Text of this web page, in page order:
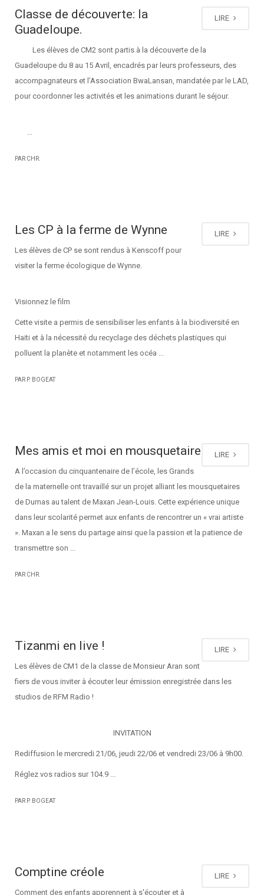
LIRE
Classe de découverte: la
Guadeloupe.
Les élèves de CM2 sont partis à la découverte de la
Guadeloupe du 8 au 15 Avril, encadrés par leurs professeurs, des
accompagnateurs et l’Association BwaLansan, mandatée par le LAD,
pour coordonner les activités et les animations durant le séjour.
...
PAR CHR.
LIRE
Les CP à la ferme de Wynne
Les élèves de CP se sont rendus à Kenscoff pour
visiter la ferme écologique de Wynne.
Visionnez le film
Cette visite a permis de sensibiliser les enfants à la biodiversité en
Haïti et à la nécessité du recyclage des déchets plastiques qui
polluent la planète et notamment les océa ...
PAR P. BOGEAT
LIRE
Mes amis et moi en mousquetaire
A l’occasion du cinquantenaire de l’école, les Grands
de la maternelle ont travaillé sur un projet alliant les mousquetaires
de Dumas au talent de Maxan Jean-Louis. Cette expérience unique
dans leur scolarité permet aux enfants de rencontrer un « vrai artiste
». Maxan a le sens du partage ainsi que la passion et la patience de
transmettre son ...
PAR CHR.
LIRE
Tizanmi en live !
Les élèves de CM1 de la classe de Monsieur Aran sont
fiers de vous inviter à écouter leur émission enregistrée dans les
studios de RFM Radio !
INVITATION
Rediffusion le mercredi 21/06, jeudi 22/06 et vendredi 23/06 à 9h00.
Réglez vos radios sur 104.9 ...
PAR P. BOGEAT
LIRE
Comptine créole
Comment des enfants apprennent à s'écouter et à